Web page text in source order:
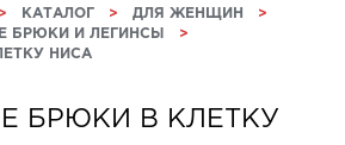
КАТАЛОГ > ДЛЯ ЖЕНЩИН >
БРЮКИ И ЛЕГИНСЫ >
НИСА
БРЮКИ В КЛЕТКУ